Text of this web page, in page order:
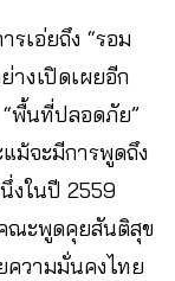
เอ่ยถึง “รอม
างเปิดเผยอีก
พื้นที่ปลอดภัย”
ม้จะมีการพูดถึง
งในปี 2559
ณะพูดคุยสันติสุข
ความมั่นคงไทย